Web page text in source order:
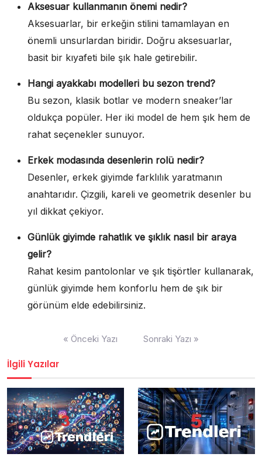
Aksesuar kullanmanın önemi nedir?
Aksesuarlar, bir erkeğin stilini tamamlayan en
önemli unsurlardan biridir. Doğru aksesuarlar,
basit bir kıyafeti bile şık hale getirebilir.
Hangi ayakkabı modelleri bu sezon trend?
Bu sezon, klasik botlar ve modern sneaker’lar
oldukça popüler. Her iki model de hem şık hem de
rahat seçenekler sunuyor.
Erkek modasında desenlerin rolü nedir?
Desenler, erkek giyimde farklılık yaratmanın
anahtarıdır. Çizgili, kareli ve geometrik desenler bu
yıl dikkat çekiyor.
Günlük giyimde rahatlık ve şıklık nasıl bir araya
gelir?
Rahat kesim pantolonlar ve şık tişörtler kullanarak,
günlük giyimde hem konforlu hem de şık bir
görünüm elde edebilirsiniz.
« Önceki Yazı Sonraki Yazı »
İlgili Yazılar